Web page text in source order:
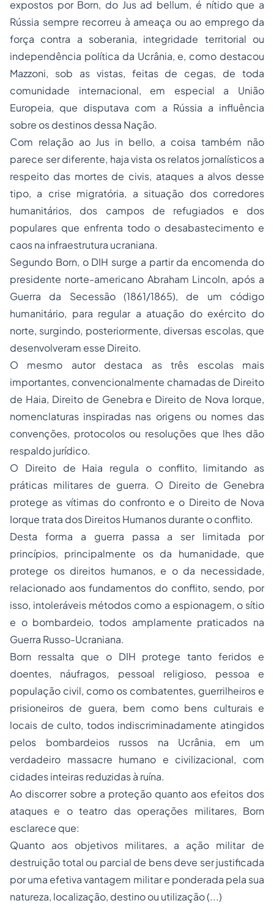
expostos por Born, do Jus ad bellum, é nítido que a
Rússia sempre recorreu à ameaça ou ao emprego da
força contra a soberania, integridade territorial ou
independência política da Ucrânia, e, como destacou
Mazzoni, sob as vistas, feitas de cegas, de toda
comunidade internacional, em especial a União
Europeia, que disputava com a Rússia a influência
sobre os destinos dessa Nação.
Com relação ao Jus in bello, a coisa também não
parece ser diferente, haja vista os relatos jornalísticos a
respeito das mortes de civis, ataques a alvos desse
tipo, a crise migratória, a situação dos corredores
humanitários, dos campos de refugiados e dos
populares que enfrenta todo o desabastecimento e
caos na infraestrutura ucraniana.
Segundo Born, o DIH surge a partir da encomenda do
presidente norte-americano Abraham Lincoln, após a
Guerra da Secessão (1861/1865), de um código
humanitário, para regular a atuação do exército do
norte, surgindo, posteriormente, diversas escolas, que
desenvolveram esse Direito.
O mesmo autor destaca as três escolas mais
importantes, convencionalmente chamadas de Direito
de Haia, Direito de Genebra e Direito de Nova Iorque,
nomenclaturas inspiradas nas origens ou nomes das
convenções, protocolos ou resoluções que lhes dão
respaldo jurídico.
O Direito de Haia regula o conflito, limitando as
práticas militares de guerra. O Direito de Genebra
protege as vítimas do confronto e o Direito de Nova
Iorque trata dos Direitos Humanos durante o conflito.
Desta forma a guerra passa a ser limitada por
princípios, principalmente os da humanidade, que
protege os direitos humanos, e o da necessidade,
relacionado aos fundamentos do conflito, sendo, por
isso, intoleráveis métodos como a espionagem, o sítio
e o bombardeio, todos amplamente praticados na
Guerra Russo-Ucraniana.
Born ressalta que o DIH protege tanto feridos e
doentes, náufragos, pessoal religioso, pessoa e
população civil, como os combatentes, guerrilheiros e
prisioneiros de guera, bem como bens culturais e
locais de culto, todos indiscriminadamente atingidos
pelos bombardeios russos na Ucrânia, em um
verdadeiro massacre humano e civilizacional, com
cidades inteiras reduzidas à ruína.
Ao discorrer sobre a proteção quanto aos efeitos dos
ataques e o teatro das operações militares, Born
esclarece que:
Quanto aos objetivos militares, a ação militar de
destruição total ou parcial de bens deve ser justificada
por uma efetiva vantagem militar e ponderada pela sua
natureza, localização, destino ou utilização (...)